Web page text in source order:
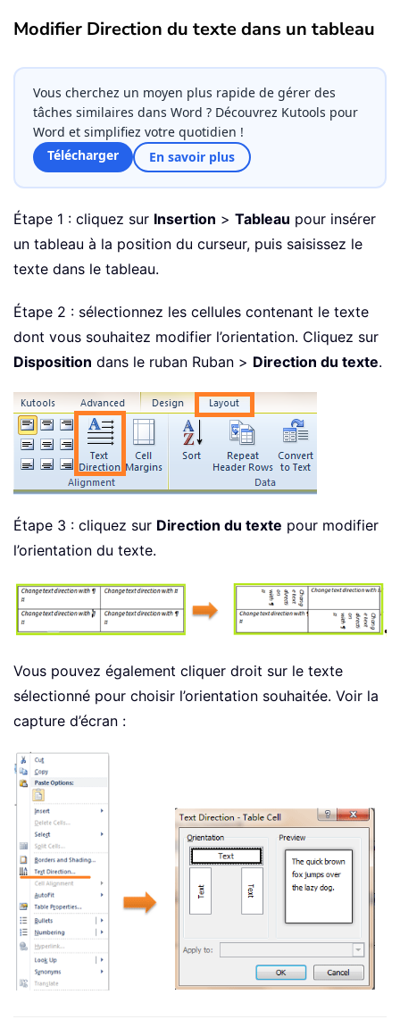
Modifier Direction du texte dans un tableau
Vous cherchez un moyen plus rapide de gérer des
tâches similaires dans Word ? Découvrez Kutools pour
Word et simplifiez votre quotidien !
Télécharger
En savoir plus
Étape 1 : cliquez sur Insertion > Tableau pour insérer
un tableau à la position du curseur, puis saisissez le
texte dans le tableau.
Étape 2 : sélectionnez les cellules contenant le texte
dont vous souhaitez modifier l’orientation. Cliquez sur
Disposition dans le ruban Ruban > Direction du texte.
Étape 3 : cliquez sur Direction du texte pour modifier
l’orientation du texte.
Vous pouvez également cliquer droit sur le texte
sélectionné pour choisir l’orientation souhaitée. Voir la
capture d’écran :